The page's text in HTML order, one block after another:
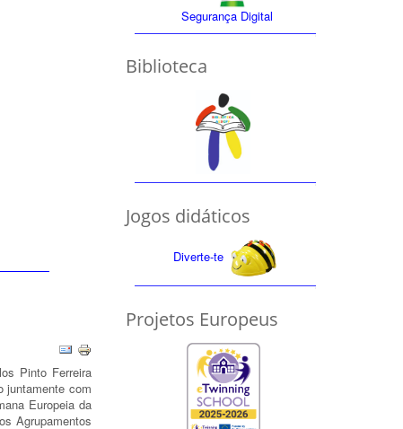
Pinto Ferreira
juntamente com
Europeia da
Agrupamentos
Segurança Digital
Biblioteca
Jogos didáticos
Diverte-te
Projetos Europeus